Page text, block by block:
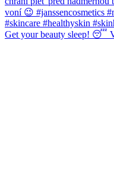
Get your beauty sleep! 😴